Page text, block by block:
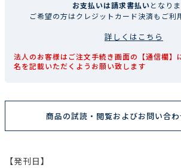
お支払いは請求書払いとなりま
ご希望の方はクレジットカード決済もご利
詳しくはこちら
法人のお客様はご注文手続き画面の【通信欄】
名を記載いただくようお願い致します
商品の試読・閲覧およびお問い合
【発刊日】